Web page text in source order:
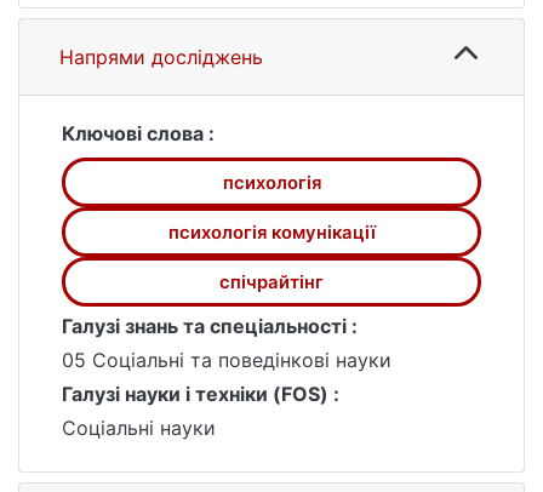
а також інших спеціальностей
гуманітарних факультетів та відділень
закладів вищої освіти («Психологія»,
Напрями досліджень
Ключові слова :
психологія
психологія комунікації
спічрайтінг
Галузі знань та спеціальності :
05 Соціальні та поведінкові науки
Галузі науки і техніки (FOS) :
Соціальні науки